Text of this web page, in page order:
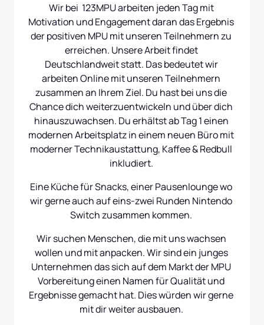
Wir bei  123MPU arbeiten jeden Tag mit
Motivation und Engagement daran das Ergebnis
der positiven MPU mit unseren Teilnehmern zu
erreichen. Unsere Arbeit findet
Deutschlandweit statt. Das bedeutet wir
arbeiten Online mit unseren Teilnehmern
zusammen an Ihrem Ziel. Du hast bei uns die
Chance dich weiterzuentwickeln und über dich
hinauszuwachsen. Du erhältst ab Tag 1 einen
modernen Arbeitsplatz in einem neuen Büro mit
moderner Technikaustattung, Kaffee & Redbull
inkludiert.
Eine Küche für Snacks, einer Pausenlounge wo
wir gerne auch auf eins-zwei Runden Nintendo
Switch zusammen kommen.
Wir suchen Menschen, die mit uns wachsen
wollen und mit anpacken. Wir sind ein junges
Unternehmen das sich auf dem Markt der MPU
Vorbereitung einen Namen für Qualität und
Ergebnisse gemacht hat. Dies würden wir gerne
mit dir weiter ausbauen.